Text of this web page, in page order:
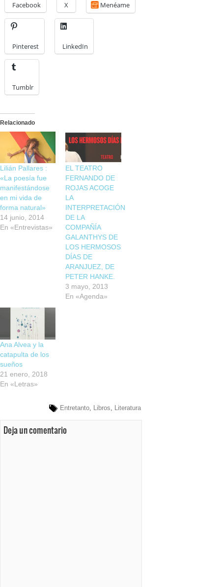
Facebook X Menéame
Pinterest LinkedIn
Tumblr
Relacionado
Lilián Pallares :
«La poesía fue
manifestándose
en mi vida de
forma natural»
14 junio, 2014
En «Entrevistas»
EL TEATRO
FERNANDO DE
ROJAS ACOGE
LA
INTERPRETACIÓN
DE LA
COMPAÑÍA
GALANTHYS DE
LOS HERMOSOS
DÍAS DE
ARANJUEZ, DE
PETER HANKE.
3 mayo, 2013
En «Agenda»
Ana Alvea y la
catapulta de los
sueños
21 enero, 2018
En «Letras»
Entretanto, Libros, Literatura
Deja un comentario